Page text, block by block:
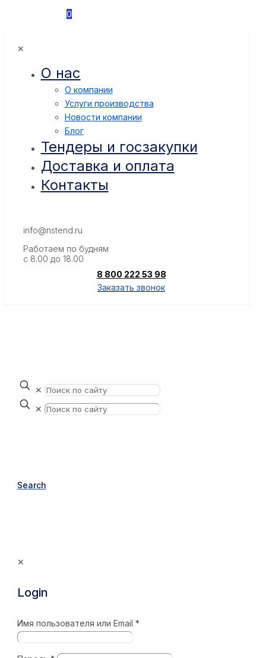
0
✕
О нас
О компании
Услуги производства
Новости компании
Блог
Тендеры и госзакупки
Доставка и оплата
Контакты
info@nstend.ru
Работаем по будням
с 8.00 до 18.00
8 800 222 53 98
Заказать звонок
✕
✕
Search
✕
Login
Имя пользователя или Email *